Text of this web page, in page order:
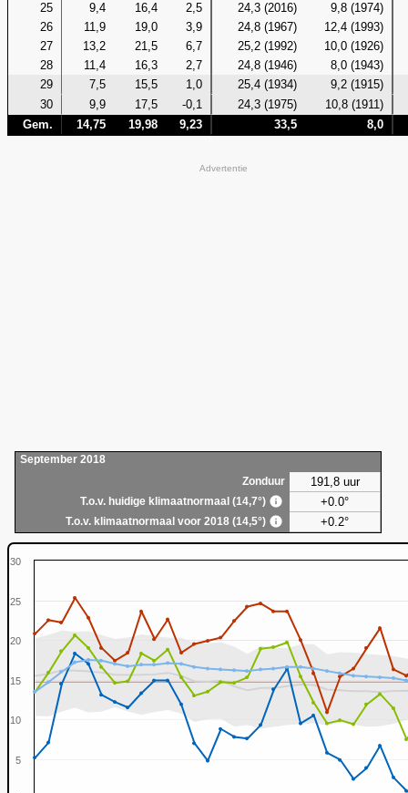
25
9,4 16,4 2,5 24,3 (2016)
9,8 (1974)
26
11,9 19,0 3,9 24,8 (1967)
12,4 (1993)
27
13,2 21,5 6,7 25,2 (1992)
10,0 (1926)
28
11,4 16,3 2,7 24,8 (1946)
8,0 (1943)
29
7,5 15,5 1,0 25,4 (1934)
9,2 (1915)
30
9,9 17,5 -0,1 24,3 (1975)
10,8 (1911)
Gem.
14,75 19,98 9,23 33,5 8,0
Advertentie
September 2018
Zonduur
191,8 uur
T.o.v. huidige klimaatnormaal (14,7°) +0.0°
T.o.v. klimaatnormaal voor 2018 (14,5°) +0.2°
5
10
15
20
25
30